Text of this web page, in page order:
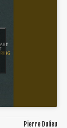
Pierre Dulieu